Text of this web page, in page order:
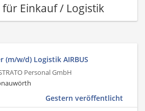
für Einkauf / Logistik
(m/w/d) Logistik AIRBUS
Personal GmbH
Gestern veröffentlicht